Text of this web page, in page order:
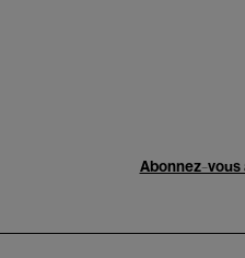
Abonnez-